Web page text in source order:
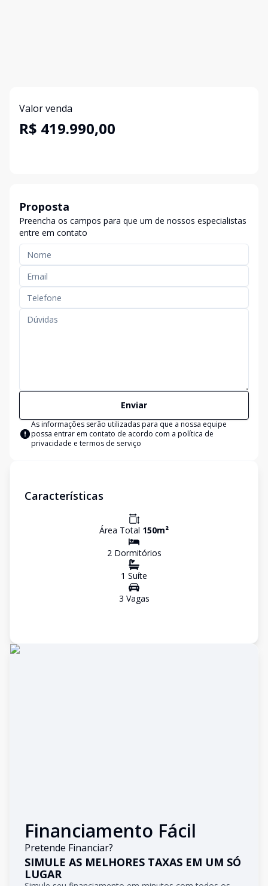
Valor venda
R$ 419.990,00
Proposta
Preencha os campos para que um de nossos especialistas
entre em contato
Enviar
As informações serão utilizadas para que a nossa equipe
possa entrar em contato de acordo com a política de
privacidade e termos de serviço
Características
Área Total 150m²
2Dormitórios
1 Suíte
3 Vagas
Financiamento Fácil
Pretende Financiar?
SIMULE AS MELHORES TAXAS EM UM SÓ
LUGAR